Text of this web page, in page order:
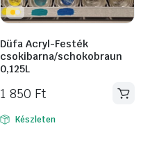
Düfa Acryl-Festék
csokibarna/schokobraun
0,125L
1 850 Ft
Készleten